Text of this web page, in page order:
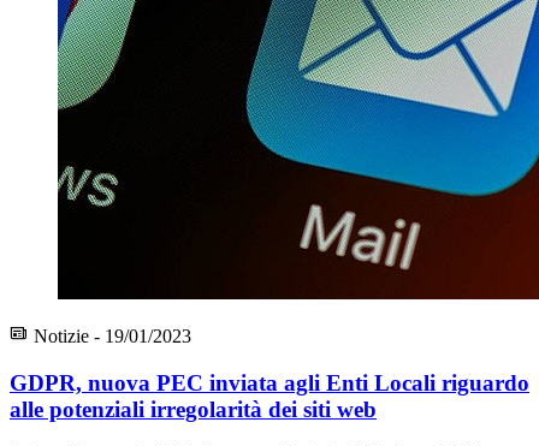
Notizie - 19/01/2023
GDPR, nuova PEC inviata agli Enti Locali riguardo
alle potenziali irregolarità dei siti web